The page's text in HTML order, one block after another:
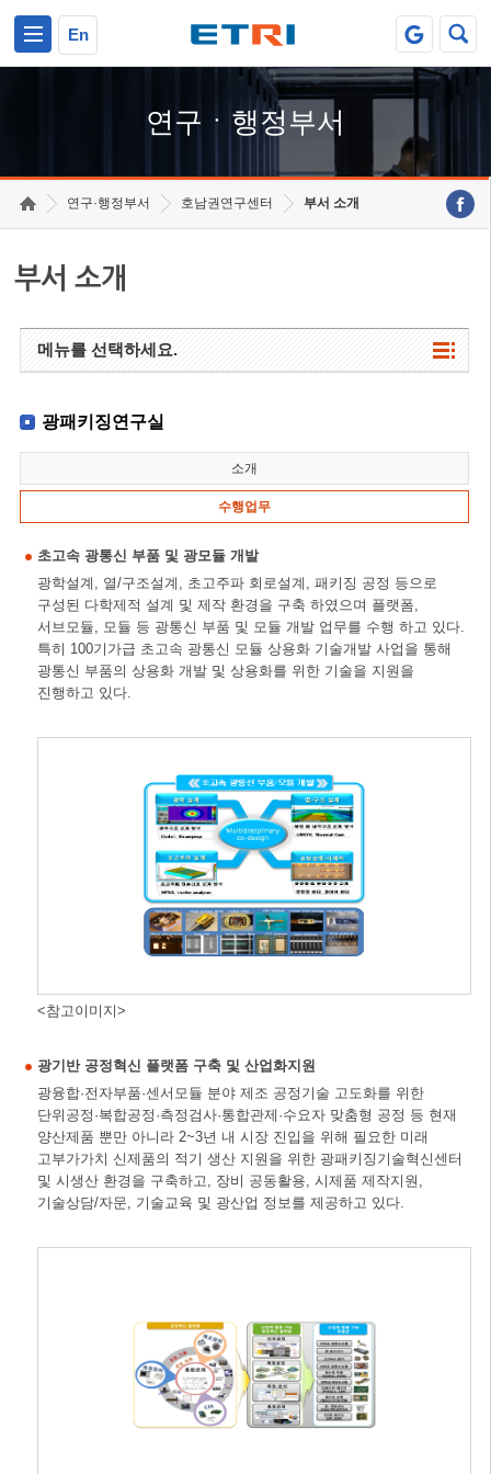
En
연구ㆍ행정부서
연구·행정부서 호남권연구센터 부서 소개
부서 소개
메뉴를 선택하세요.
광패키징연구실
소개
수행업무
초고속 광통신 부품 및 광모듈 개발
광학설계, 열/구조설계, 초고주파 회로설계, 패키징 공정 등으로
구성된 다학제적 설계 및 제작 환경을 구축 하였으며 플랫폼,
서브모듈, 모듈 등 광통신 부품 및 모듈 개발 업무를 수행 하고 있다.
특히 100기가급 초고속 광통신 모듈 상용화 기술개발 사업을 통해
광통신 부품의 상용화 개발 및 상용화를 위한 기술을 지원을
진행하고 있다.
<참고이미지>
광기반 공정혁신 플랫폼 구축 및 산업화지원
광융합·전자부품·센서모듈 분야 제조 공정기술 고도화를 위한
단위공정·복합공정·측정검사·통합관제·수요자 맞춤형 공정 등 현재
양산제품 뿐만 아니라 2~3년 내 시장 진입을 위해 필요한 미래
고부가가치 신제품의 적기 생산 지원을 위한 광패키징기술혁신센터
및 시생산 환경을 구축하고, 장비 공동활용, 시제품 제작지원,
기술상담/자문, 기술교육 및 광산업 정보를 제공하고 있다.